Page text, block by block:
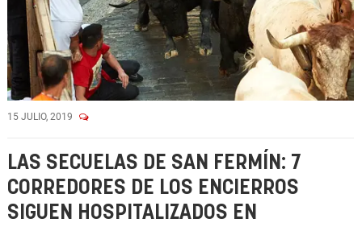
15 JULIO, 2019
LAS SECUELAS DE SAN FERMÍN: 7
CORREDORES DE LOS ENCIERROS
SIGUEN HOSPITALIZADOS EN